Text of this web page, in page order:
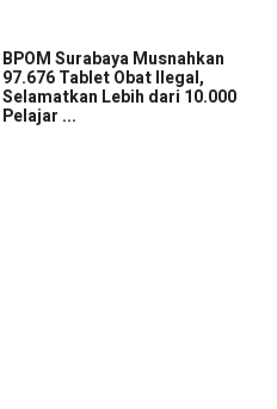
BPOM Surabaya Musnahkan
97.676 Tablet Obat Ilegal,
Selamatkan Lebih dari 10.000
Pelajar ...